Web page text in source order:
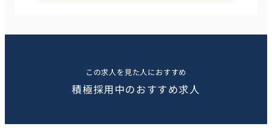
この求人を見た人におすすめ
積極採用中のおすすめ求人